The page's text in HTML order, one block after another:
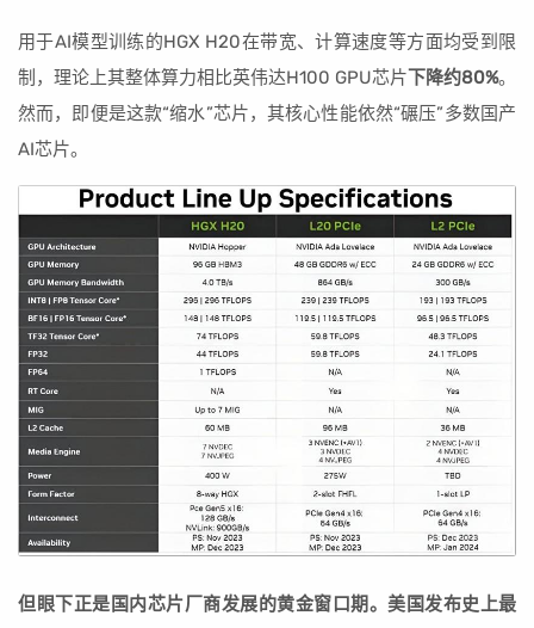
用于AI模型训练的HGX H20在带宽、计算速度等方面均受到限
制，理论上其整体算力相比英伟达H100 GPU芯片下降约80%。
然而，即便是这款“缩水”芯片，其核心性能依然“碾压”多数国产
AI芯片。
但眼下正是国内芯片厂商发展的黄金窗口期。美国发布史上最